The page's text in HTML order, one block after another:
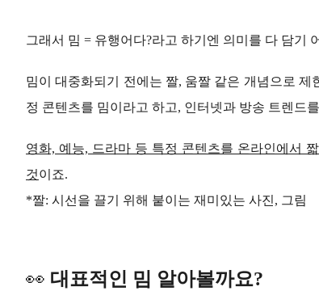
그래서 밈 = 유행어다?라고 하기엔 의미를 다 담기
밈이 대중화되기 전에는 짤, 움짤 같은 개념으로
정 콘텐츠를 밈이라고 하고, 인터넷과 방송 트렌드
영화, 예능, 드라마 등 특정 콘텐츠를 온라인에서
것이죠.
*짤: 시선을 끌기 위해 붙이는 재미있는 사진, 그림
👀 대표적인 밈 알아볼까요?